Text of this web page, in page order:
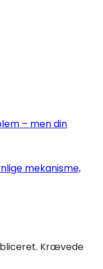
– men din
mekanisme,
Krævede